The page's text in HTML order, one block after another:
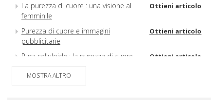
La purezza di cuore : una visione al
femminile
Ottieni articolo
Purezza di cuore e immagini
pubblicitarie
Ottieni articolo
Pura celluloide : la purezza di cuore
nelle opere cinematografiche
Ottieni articolo
MOSTRA ALTRO